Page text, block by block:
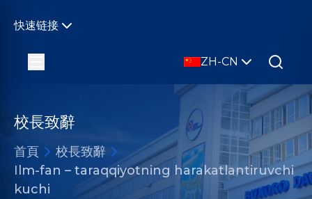
快速链接
ZH-CN
校長致辭
首頁
校長致辭
Ilm-fan – taraqqiyotning harakatlantiruvchi
kuchi